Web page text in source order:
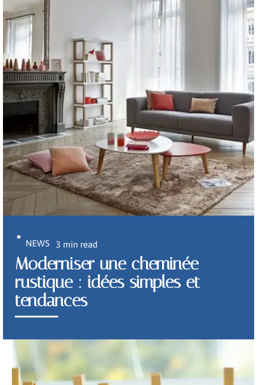
NEWS 3 min read
Moderniser une cheminée
rustique : idées simples et
tendances